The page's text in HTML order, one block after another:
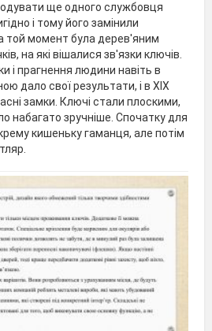
ще одного службовця
і тому його замінили
той момент була дерев'яним
на які вішалися зв'язки ключів.
і прагнення людини навіть в
дало свої результати, і в ХІХ
замки. Ключі стали плоскими,
набагато зручніше. Спочатку для
кишеньку гаманця, але потім